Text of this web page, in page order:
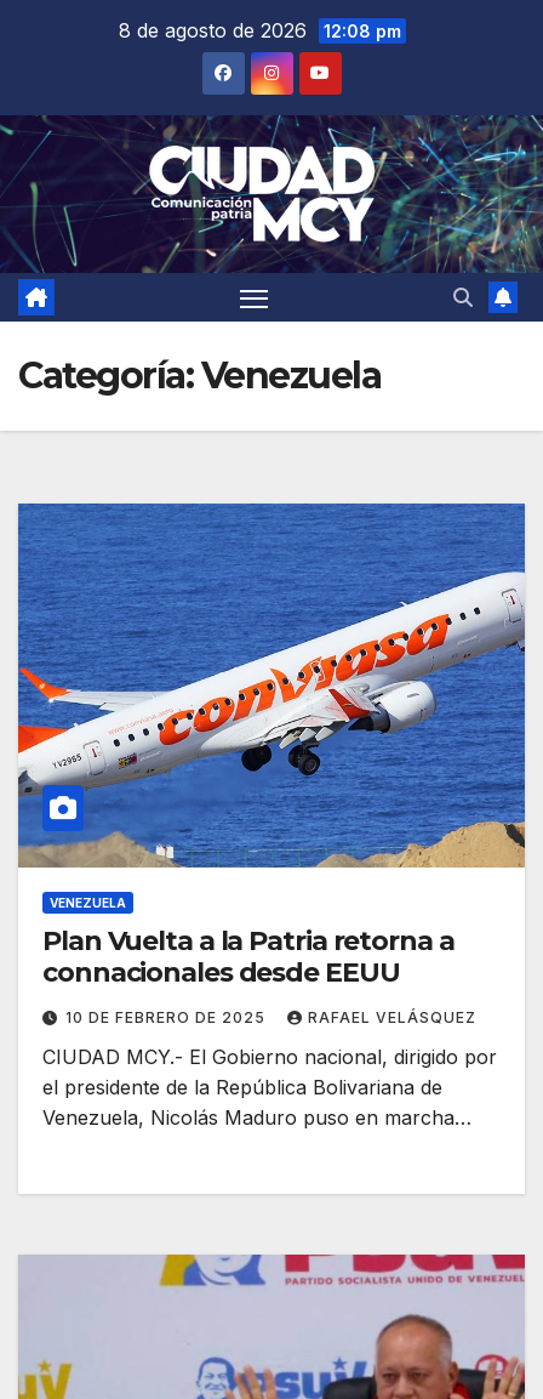
8 de agosto de 2026 12:08 pm
Categoría:Venezuela
VENEZUELA
Plan Vuelta a la Patria retorna a
connacionales desde EEUU
10 DE FEBRERO DE 2025 RAFAEL VELÁSQUEZ
CIUDAD MCY.- El Gobierno nacional, dirigido por
el presidente de la República Bolivariana de
Venezuela, Nicolás Maduro puso en marcha…